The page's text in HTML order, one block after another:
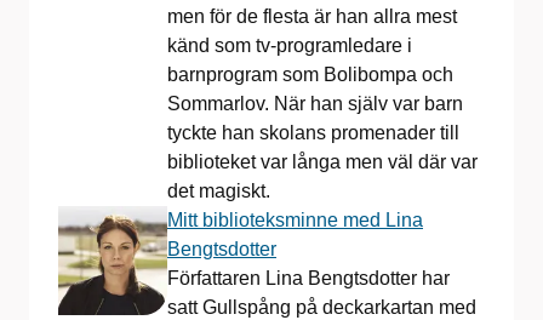
men för de flesta är han allra mest
känd som tv-programledare i
barnprogram som Bolibompa och
Sommarlov. När han själv var barn
tyckte han skolans promenader till
biblioteket var långa men väl där var
det magiskt.
Mitt biblioteksminne med Lina
Bengtsdotter
Författaren Lina Bengtsdotter har
satt Gullspång på deckarkartan med